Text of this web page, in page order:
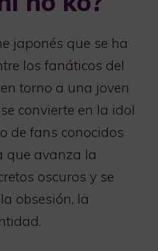
japonés que se ha
los fanáticos del
torno a una joven
convierte en la idol
de fans conocidos
que avanza la
oscuros y se
obsesión, la